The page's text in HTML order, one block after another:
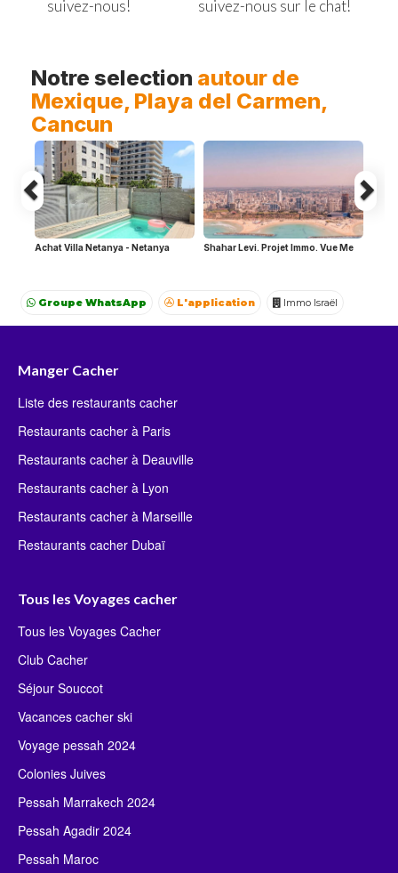
suivez-nous! suivez-nous sur le chat!
Notre selection autour de
Mexique, Playa del Carmen,
Cancun
Achat Villa Netanya - Netanya Shahar Levi. Projet Immo. Vue Me
Groupe WhatsApp L'application Immo Israël
Manger Cacher
Liste des restaurants cacher
Restaurants cacher à Paris
Restaurants cacher à Deauville
Restaurants cacher à Lyon
Restaurants cacher à Marseille
Restaurants cacher Dubaï
Tous les Voyages cacher
Tous les Voyages Cacher
Club Cacher
Séjour Souccot
Vacances cacher ski
Voyage pessah 2024
Colonies Juives
Pessah Marrakech 2024
Pessah Agadir 2024
Pessah Maroc